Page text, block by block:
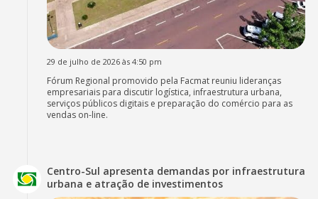
29 de julho de 2026 às 4:50 pm
Fórum Regional promovido pela Facmat reuniu lideranças
empresariais para discutir logística, infraestrutura urbana,
serviços públicos digitais e preparação do comércio para as
vendas on-line.
Centro-Sul apresenta demandas por infraestrutura
urbana e atração de investimentos